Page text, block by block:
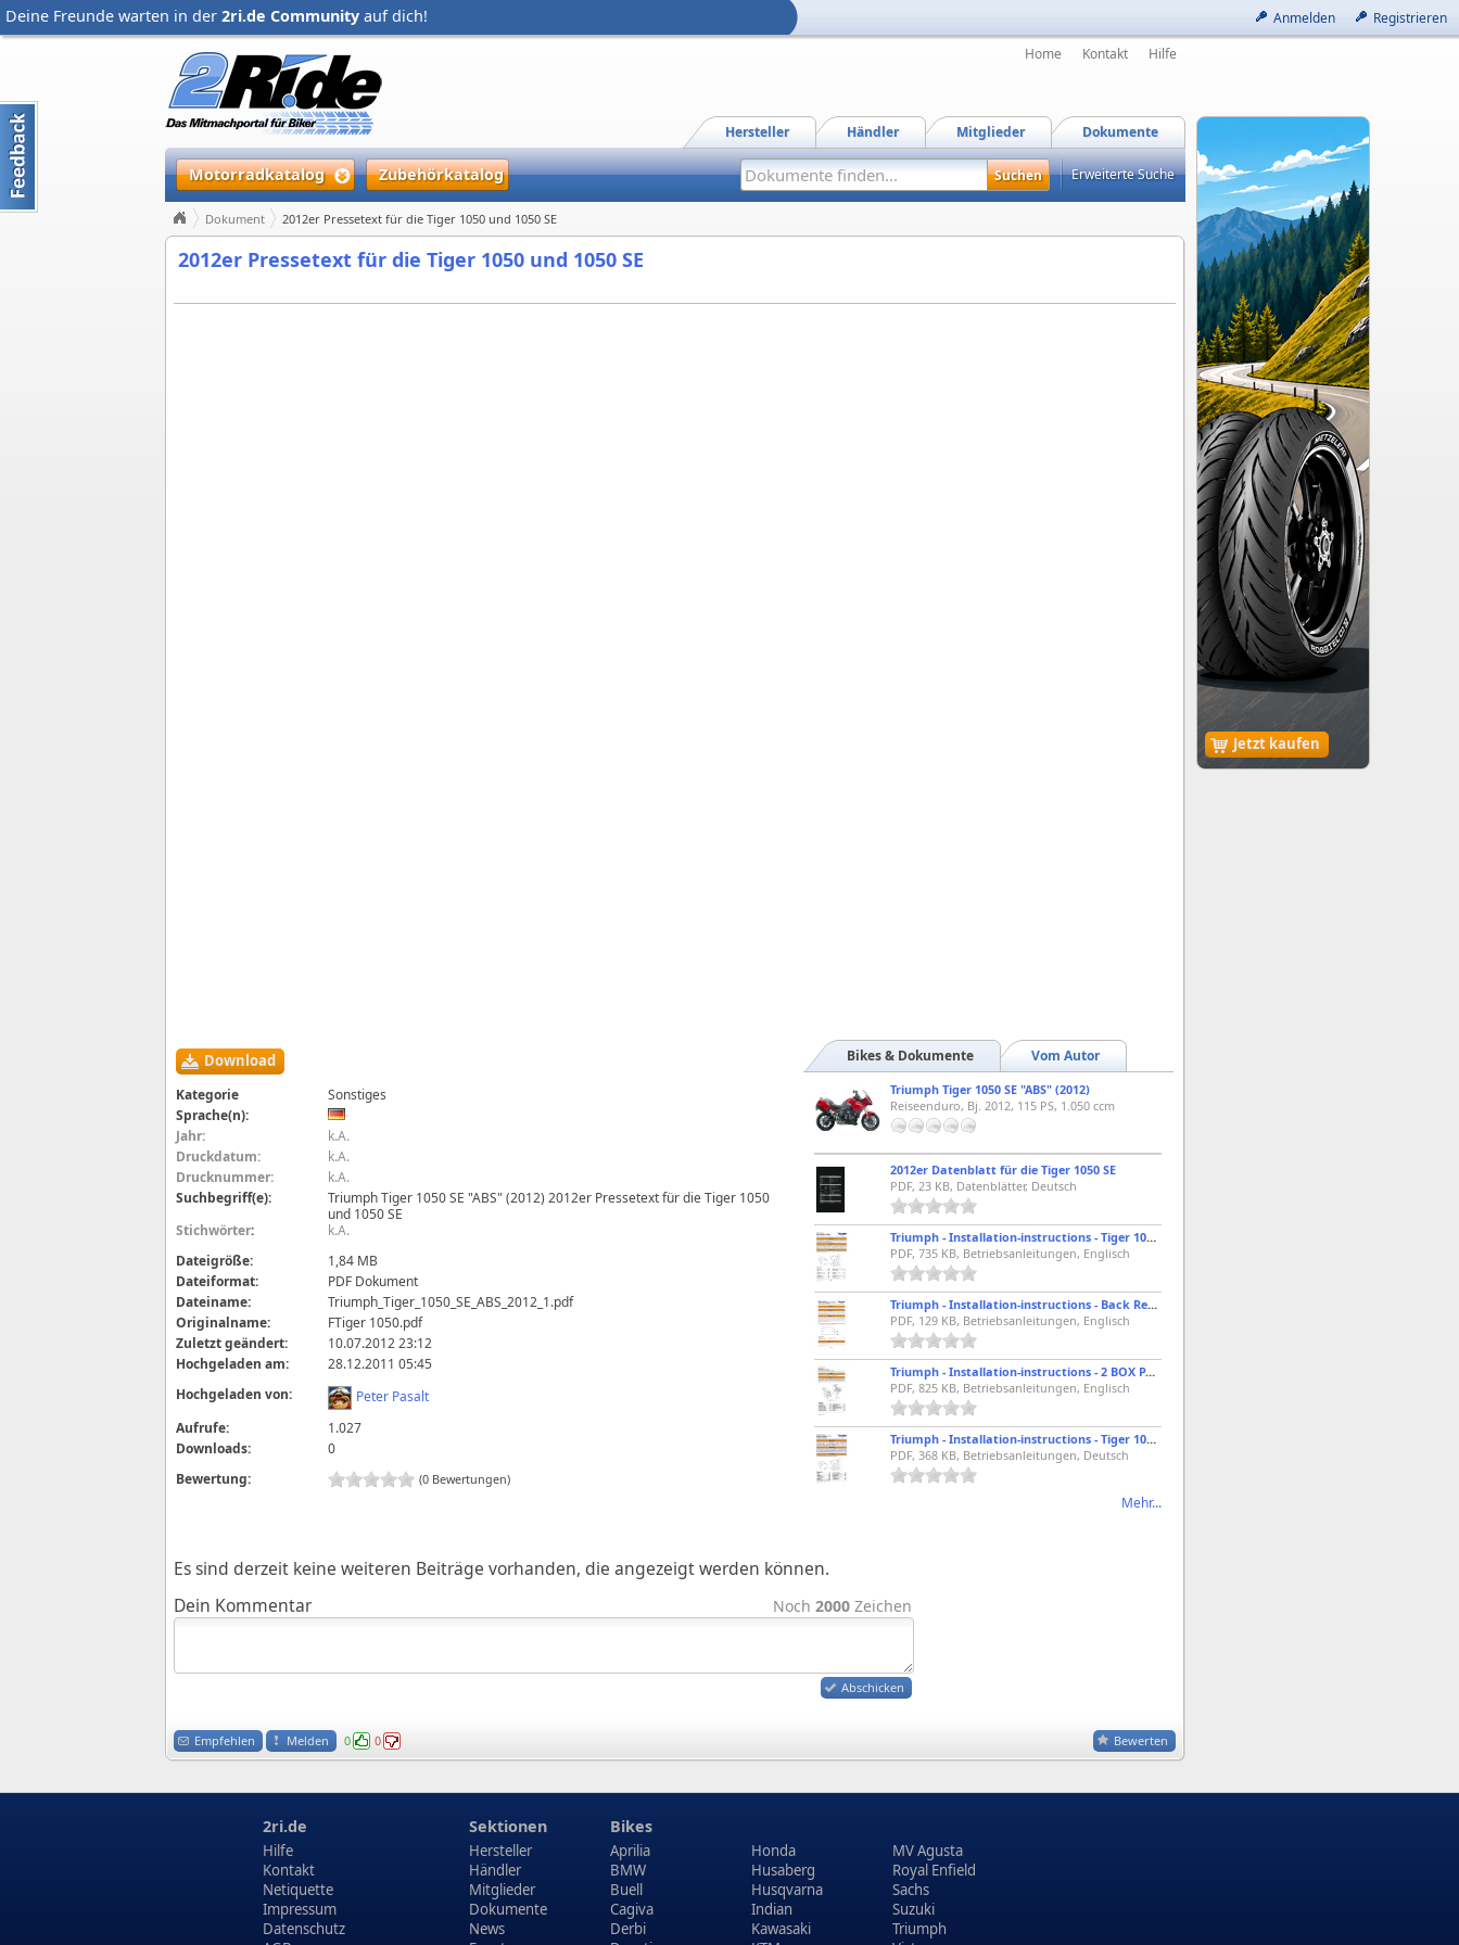
Anmelden Registrieren
Deine Freunde warten in der 2ri.de Community auf dich!
Jetzt kaufen
Home Kontakt Hilfe
Dokumente
Mitglieder
Händler
Hersteller
Motorradkatalog Zubehörkatalog Erweiterte Suche
Dokument 2012er Pressetext für die Tiger 1050 und 1050 SE
2012er Pressetext für die Tiger 1050 und 1050 SE
Download
Kategorie
Sonstiges
Sprache(n):
Jahr:
k.A.
Druckdatum:
k.A.
Drucknummer:
k.A.
Suchbegriff(e):
Triumph Tiger 1050 SE "ABS" (2012) 2012er Pressetext für die Tiger 1050
und 1050 SE
Stichwörter:
k.A.
Dateigröße:
1,84 MB
Dateiformat:
PDF Dokument
Dateiname:
Triumph_Tiger_1050_SE_ABS_2012_1.pdf
Originalname:
FTiger 1050.pdf
Zuletzt geändert:
10.07.2012 23:12
Hochgeladen am:
28.12.2011 05:45
Hochgeladen von:
Peter Pasalt
Aufrufe:
1.027
Downloads:
0
Bewertung:
(0 Bewertungen)
Vom Autor
Bikes & Dokumente
Triumph Tiger 1050 SE "ABS" (2012)
Reiseenduro, Bj. 2012, 115 PS, 1.050 ccm
2012er Datenblatt für die Tiger 1050 SE
PDF, 23 KB, Datenblätter, Deutsch
Triumph - Installation-instructions - Tiger 1050 & Sprint ST 1050 "Rack Kit - A9508031 & A9508044"
PDF, 735 KB, Betriebsanleitungen, Englisch
Triumph - Installation-instructions - Back Rest Kit - A9508050 - Sprint ST 1050 & Tiger 1050
PDF, 129 KB, Betriebsanleitungen, Englisch
Triumph - Installation-instructions - 2 BOX PAN KIT - A9508041 - Tiger 1050
PDF, 825 KB, Betriebsanleitungen, Englisch
Triumph - Installation-instructions - Tiger 1050 & Sprint ST 1050 "Rack Kit - A9508031 & A9508044"
PDF, 368 KB, Betriebsanleitungen, Deutsch
Mehr...
Es sind derzeit keine weiteren Beiträge vorhanden, die angezeigt werden können.
Noch 2000 Zeichen
Dein Kommentar
Abschicken
Bewerten
Empfehlen Melden 0 0
2ri.de
Hilfe
Kontakt
Netiquette
Impressum
Datenschutz
Sektionen
Hersteller
Händler
Mitglieder
Dokumente
News
Bikes
Aprilia
BMW
Buell
Cagiva
Derbi
Honda
Husaberg
Husqvarna
Indian
Kawasaki
MV Agusta
Royal Enfield
Sachs
Suzuki
Triumph